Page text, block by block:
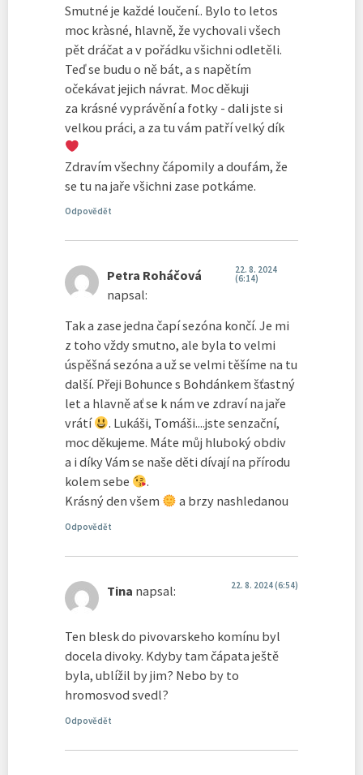
Smutné je každé loučení.. Bylo to letos
moc kràsné, hlavně, že vychovali všech
pět dráčat a v pořádku všichni odletěli.
Teď se budu o ně bát, a s napětím
očekávat jejich návrat. Moc děkuji
za krásné vyprávění a fotky - dali jste si
velkou práci, a za tu vám patří velký dík
Zdravím všechny čápomily a doufám, že
se tu na jaře všichni zase potkáme.
Odpovědět
Petra Roháčová
napsal:
22. 8. 2024
(6:14)
Tak a zase jedna čapí sezóna končí. Je mi
z toho vždy smutno, ale byla to velmi
úspěšná sezóna a už se velmi těšíme na tu
další. Přeji Bohunce s Bohdánkem šťastný
let a hlavně ať se k nám ve zdraví na jaře
vrátí
. Lukáši, Tomáši....jste senzační,
moc děkujeme. Máte můj hluboký obdiv
a i díky Vám se naše děti dívají na přírodu
kolem sebe
.
Krásný den všem
a brzy nashledanou
Odpovědět
Tina napsal: 22. 8. 2024 (6:54)
Ten blesk do pivovarskeho komínu byl
docela divoky. Kdyby tam čápata ještě
byla, ublížil by jim? Nebo by to
hromosvod svedl?
Odpovědět